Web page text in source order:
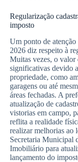
Regularização
imposto
Um ponto de
2026 diz respeito à
Muitas vezes, o valor
significativas devido
propriedade, como
garagens ou até
áreas fechadas. A
atualização de
vistorias em campo,
reflita a realidade
realizar melhorias ao
Secretaria Municipal
Imobiliário para
lançamento do